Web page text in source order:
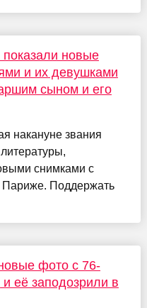
новые
и их девушками
сыном и его
накануне звания
снимками с
Париже. Поддержать
фото с 76-
её заподозрили в